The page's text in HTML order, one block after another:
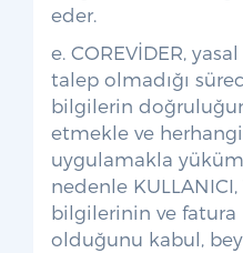
eder.
e. COREVİDER,
talep olmadığı
bilgilerin
etmekle ve
uygulamakla
nedenle
bilgilerinin ve
olduğunu kabul,